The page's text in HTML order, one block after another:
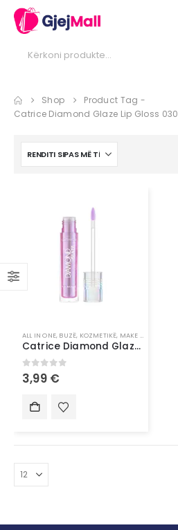
Shop
Product Tag -
Catrice Diamond Glaze Lip Gloss 030
ALL IN ONE, BUZË, KOZMETIKË, MAKE UP
Catrice Diamond Glaze Lip Gloss 030
0 out of 5
3,99 €